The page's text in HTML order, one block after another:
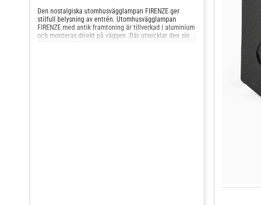
Den nostalgiska utomhusvägglampan FIRENZE ger
stilfull belysning av entrén. Utomhusvägglampan
FIRENZE med antik framtoning är tillverkad i aluminium
och monteras direkt på väggen. Där utvecklar den sin